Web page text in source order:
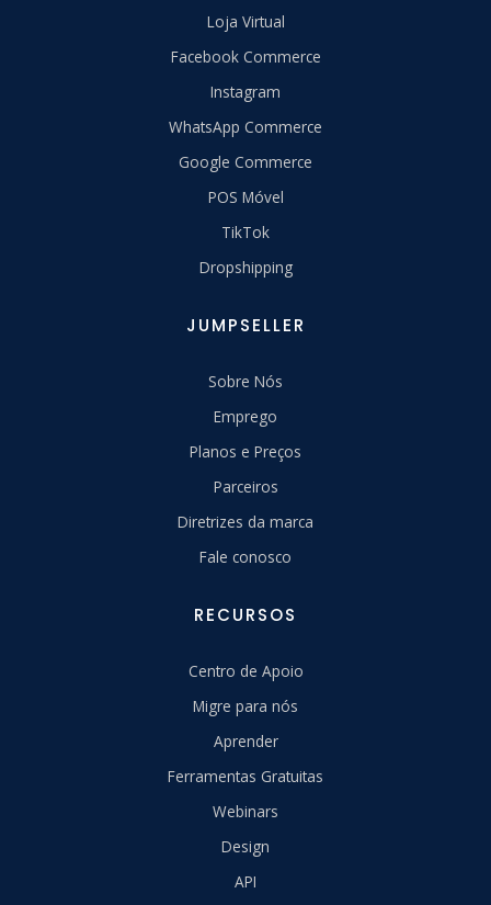
Loja Virtual
Facebook Commerce
Instagram
WhatsApp Commerce
Google Commerce
POS Móvel
TikTok
Dropshipping
JUMPSELLER
Sobre Nós
Emprego
Planos e Preços
Parceiros
Diretrizes da marca
Fale conosco
RECURSOS
Centro de Apoio
Migre para nós
Aprender
Ferramentas Gratuitas
Webinars
Design
API